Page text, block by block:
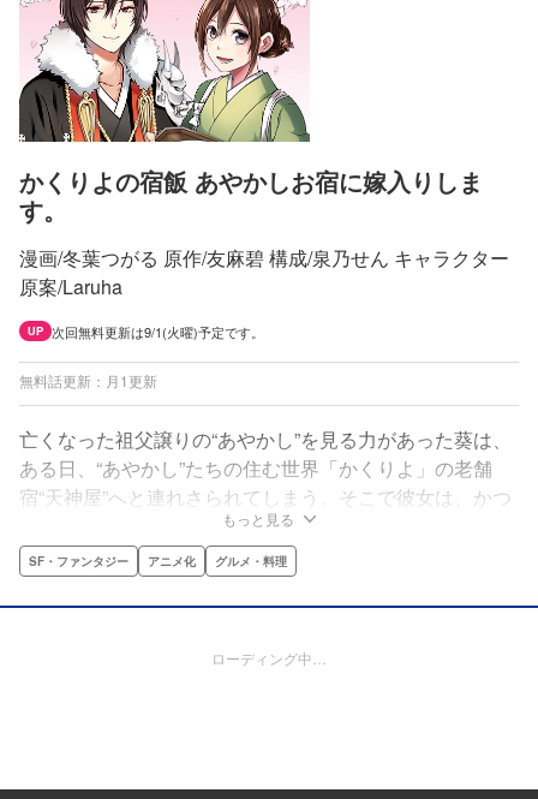
かくりよの宿飯 あやかしお宿に嫁入りしま
す。
漫画/冬葉つがる 原作/友麻碧 構成/泉乃せん キャラクター
原案/Laruha
UP 次回無料更新は9/1(火曜)予定です。
無料話更新：月1更新
亡くなった祖父譲りの“あやかし”を見る力があった葵は、
ある日、“あやかし”たちの住む世界「かくりよ」の老舗
宿“天神屋”へと連れさられてしまう。そこで彼女は、かつ
て祖父が「借金のカタとして、孫娘を鬼神の大旦那の嫁に
くれてやる」という約束を交わしていたと告げられるのだ
った――。
もっと見る
SF・ファンタジー アニメ化 グルメ・料理
ローディング中…